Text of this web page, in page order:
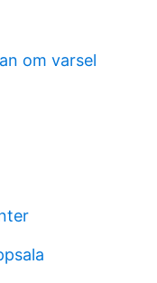
om varsel